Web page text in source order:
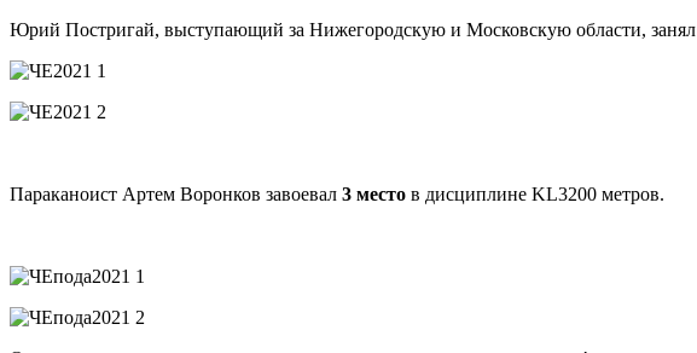
Юрий Постригай, выступающий за Нижегородскую и Московскую области, занял
Параканоист Артем Воронков завоевал 3 место в дисциплине KL3200 метров.